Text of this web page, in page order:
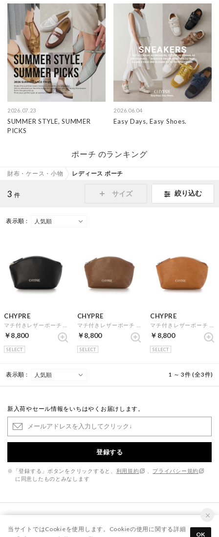
2026.07.23
SUMMER STYLE, SUMMER
PICKS
2026.06.04
Easy Days, Easy Shoes.
ポーチ のランキング
財布・ケース・小物 レディース ポーチ
3 件 サイズ 絞り込む
表示順 :
CHYPRE
￥8,800
SELECT
CHYPRE
￥8,800
SELECT
CHYPRE
￥8,800
SELECT
表示順 : 1 ～ 3件 (全3件)
新入荷やセール情報をいちはやくお届けします。
登録する
※「登録する」ボタンをクリックすると、 利用規約
プライバシー規約
に同意したものとみなします
当サイトではCookieを使用します。Cookieの使用に関する詳細
OK